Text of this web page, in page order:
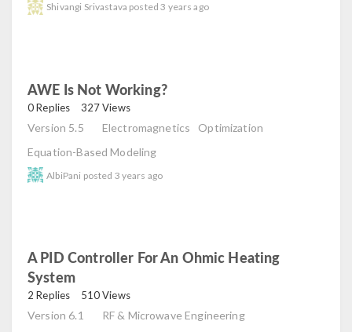
Shivangi Srivastava posted3 years ago
AWE Is Not Working?
0 Replies 327 Views
Version 5.5 Electromagnetics
Optimization
Equation-Based Modeling
AlbiPani posted 3 years ago
A PID Controller For An Ohmic Heating
System
2 Replies 510 Views
Version 6.1 RF & Microwave Engineering